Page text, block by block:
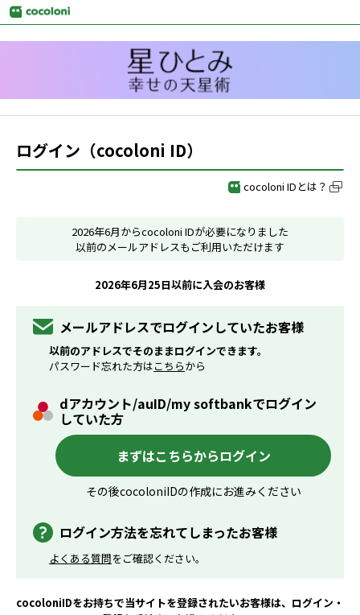
ログイン（cocoloni ID）
cocoloni IDとは？
2026年6月からcocoloni IDが必要になりました
以前のメールアドレスもご利用いただけます
2026年6月25日以前に入会のお客様
メールアドレスでログインしていたお客様
以前のアドレスでそのままログインできます。
パスワード忘れた方はこちらから
dアカウント/auID/my softbankでログイン
していた方
まずはこちらからログイン
その後cocoloniIDの作成にお進みください
ログイン方法を忘れてしまったお客様
よくある質問をご確認ください。
cocoloniIDをお持ちで当サイトを登録されたいお客様は、ログイン・